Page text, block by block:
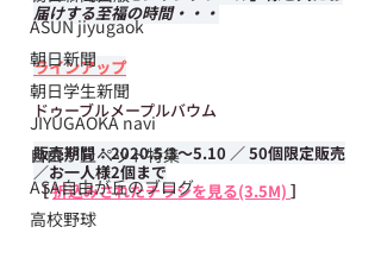
ASUN jiyugaok
朝日新聞
朝日学生新聞
JIYUGAOKA navi
自由が丘ペット特集
ASA自由が丘のブログ
高校野球
届けする至福の時間・・・
ラインアップ
ドゥーブルメープルバウム
販売期間：2020.5.3～5.10 ／ 50個限定販売
／お一人様2個まで
［ 折込みされたチラシを見る(3.5M) ］